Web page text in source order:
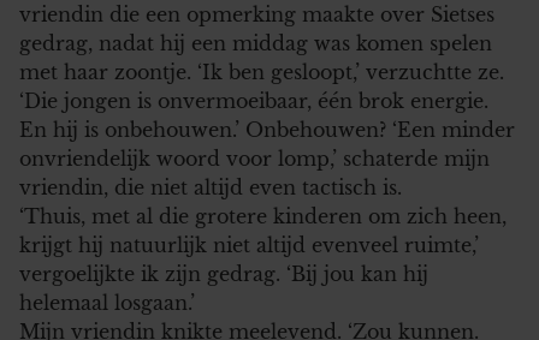
vriendin die een opmerking maakte over Sietses
gedrag, nadat hij een middag was komen spelen
met haar zoontje. ‘Ik ben gesloopt,’ verzuchtte ze.
‘Die jongen is onvermoeibaar, één brok energie.
En hij is onbehouwen.’ Onbehouwen? ‘Een minder
onvriendelijk woord voor lomp,’ schaterde mijn
vriendin, die niet altijd even tactisch is.
‘Thuis, met al die grotere kinderen om zich heen,
krijgt hij natuurlijk niet altijd evenveel ruimte,’
vergoelijkte ik zijn gedrag. ‘Bij jou kan hij
helemaal losgaan.’
Mijn vriendin knikte meelevend. ‘Zou kunnen.